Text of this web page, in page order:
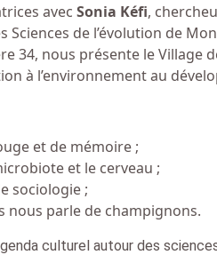
avec Sonia Kéfi,
Sciences de l’évolution de
34, nous présente le Village
à l’environnement au
et de mémoire ;
et le cerveau ;
sociologie ;
nous parle de champignons.
culturel autour des